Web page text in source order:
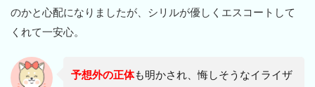
のかと心配になりましたが、シリルが優しくエスコートして
くれて一安心。
予想外の正体も明かされ、悔しそうなイライザ